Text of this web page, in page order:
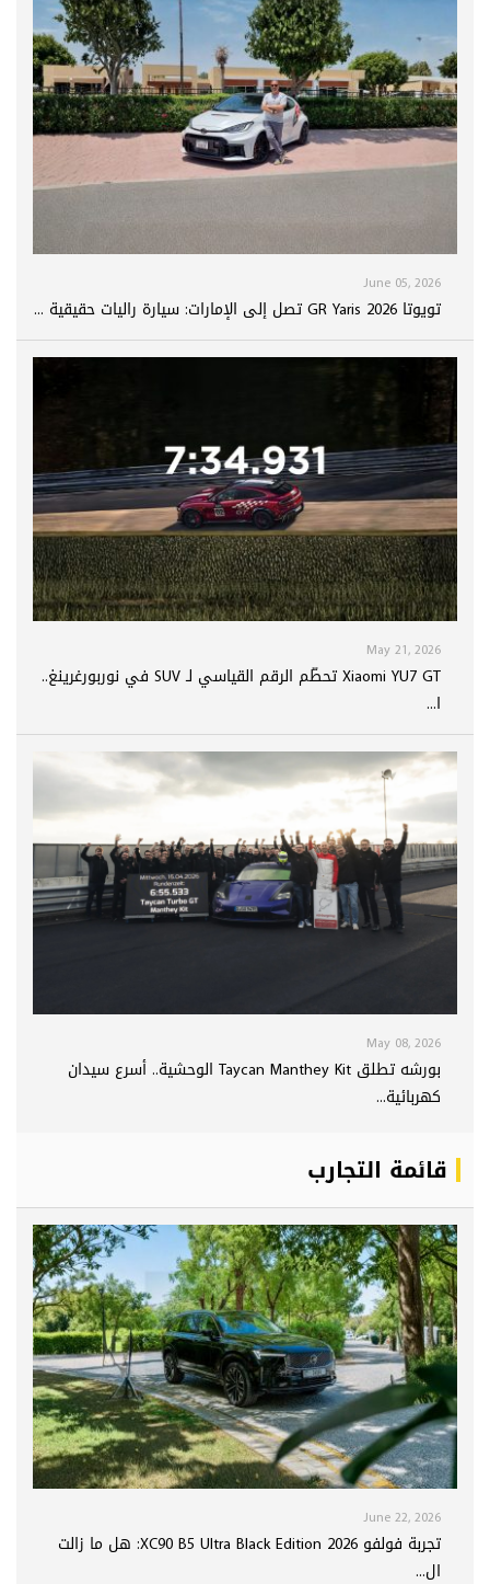
June 05, 2026
تويوتا GR Yaris 2026 تصل إلى الإمارات: سيارة راليات حقيقية ...
May 21, 2026
Xiaomi YU7 GT تحطّم الرقم القياسي لـ SUV في نوربورغرينغ..
ا...
May 08, 2026
بورشه تطلق Taycan Manthey Kit الوحشية.. أسرع سيدان
كهربائية...
قائمة التجارب
June 22, 2026
تجربة فولفو XC90 B5 Ultra Black Edition 2026: هل ما زالت
ال...